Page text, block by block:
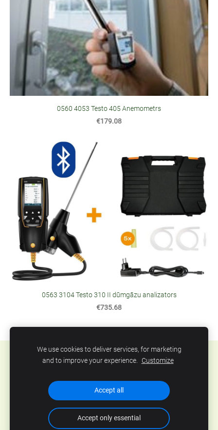
0560 4053 Testo 405 Anemometrs
€179.08
0563 3104 Testo 310 II dūmgāzu analizators
€735.68
Sīkdatnes
SIA Abero, Mūkusalas 33, Rīga, Latvija. Tel.: +371
67801078, epasts:info@abero.lv
We use cookies to deliver services, for marketing
and to improve your experience. Customize
Accept all
Accept only essential